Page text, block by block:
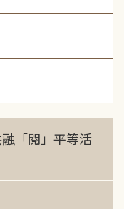
融「閱」平等活